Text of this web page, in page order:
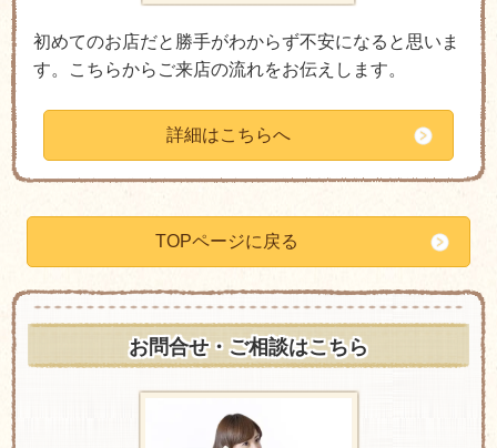
初めてのお店だと勝手がわからず不安になると思いま
す。こちらからご来店の流れをお伝えします。
詳細はこちらへ
TOPページに戻る
お問合せ・ご相談はこちら